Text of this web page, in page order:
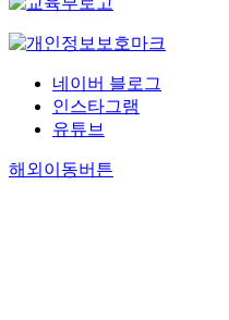
네이버 블로그
인스타그램
유튜브
해외이동버튼